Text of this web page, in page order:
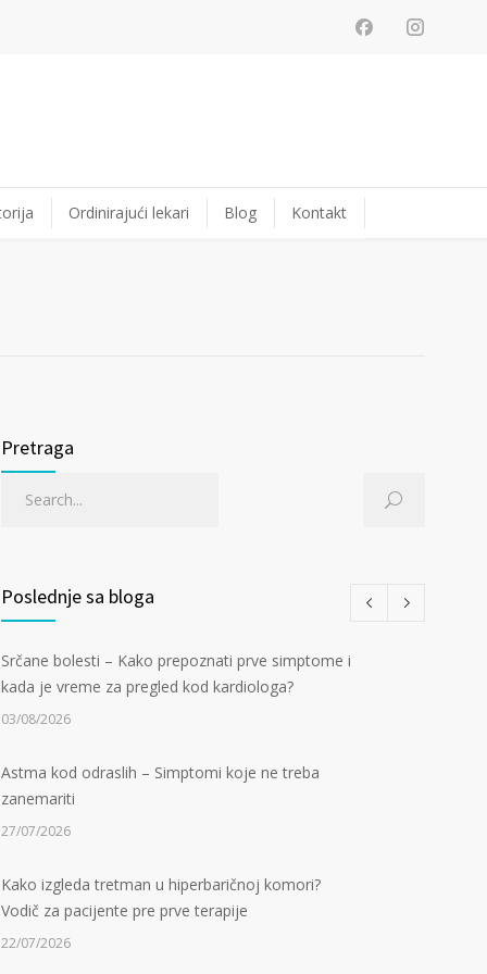
Ordinirajući lekari Blog Kontakt
Pretraga
Poslednje sa bloga
Srčane bolesti – Kako prepoznati prve simptome i
kada je vreme za pregled kod kardiologa?
03/08/2026
Astma kod odraslih – Simptomi koje ne treba
zanemariti
27/07/2026
Kako izgleda tretman u hiperbaričnoj komori?
Vodič za pacijente pre prve terapije
22/07/2026